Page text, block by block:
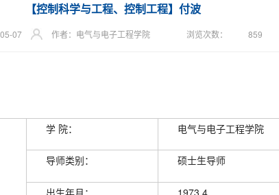
【控制科学与工程、控制工程】付波
07 作者：电气与电子工程学院 浏览次数： 859
学 院：
电气与电子工程学院
导师类别： 硕士生导师
出生年月： 1973.4